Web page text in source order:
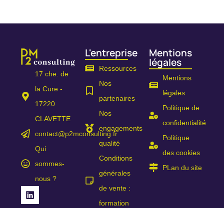
17 che. de
la Cure -
17220
CLAVETTE
contact@p2mconsulting.fr
Qui
sommes-
nous ?
L'entreprise
Ressources
Nos
partenaires
Nos
engagements
qualité
Conditions
générales
de vente :
formation
Mentions
légales
Mentions
légales
Politique de
confidentialité
Politique
des cookies
PLan du site